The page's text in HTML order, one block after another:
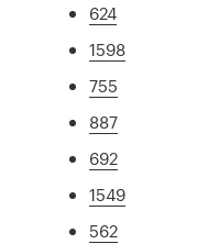
624
1598
755
887
692
1549
562